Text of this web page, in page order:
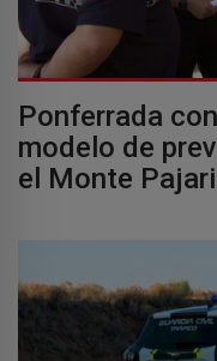
Ponferrada
modelo de
el Monte